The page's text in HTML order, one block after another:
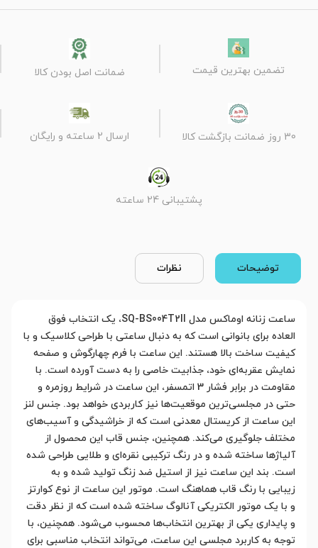
تضمین بهترین قیمت ضمانت اصل بودن کالا
30 روز ضمانت بازگشت کالا ارسال 2 ساعته و رایگان
پشتیبانی 24 ساعته
توضیحات نظرات
ساعت زنانه اوماکس مدل SQ-BS004T2II، یک انتخاب فوق
العاده برای بانوانی است که به دنبال ساعتی با طراحی کلاسیک و با
کیفیت ساخت بالا هستند. این ساعت با فرم چهارگوش و صفحه
نمایش عقربه‌ای خود، جذابیت خاصی را به دست آورده است. با
مقاومت در برابر فشار 3 اتمسفر، این ساعت در شرایط روزمره و
حتی در مجلسی‌ترین موقعیت‌ها نیز کاربردی خواهد بود. جنس لنز
این ساعت از کریستال معدنی است که از خراشیدگی و آسیب‌های
مختلف جلوگیری می‌کند. همچنین، جنس قاب این محصول از
آلیاژها ساخته شده و در رنگ ترکیبی نقره‌ای و طلایی طراحی شده
است. بند این ساعت نیز از استیل ضد زنگ تولید شده و به
زیبایی با رنگ قاب هماهنگ است. موتور این ساعت از نوع کوارتز
و با یک موتور الکتریکی آنالوگ ساخته شده است که از نظر دقت
و پایداری یکی از بهترین انتخاب‌ها محسوب می‌شود. همچنین، با
توجه به کاربرد مجلسی این ساعت، می‌تواند انتخاب مناسبی برای